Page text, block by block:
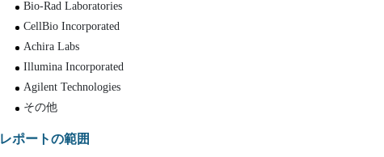
Bio-Rad Laboratories
CellBio Incorporated
Achira Labs
Illumina Incorporated
Agilent Technologies
その他
レポートの範囲